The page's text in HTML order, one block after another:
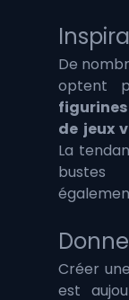
De
de jeux
La
bustes
Créer